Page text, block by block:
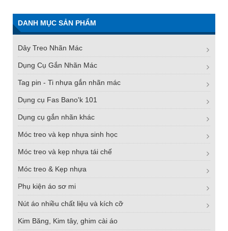
DANH MỤC SẢN PHẨM
Dây Treo Nhãn Mác
Dụng Cụ Gắn Nhãn Mác
Tag pin - Ti nhựa gắn nhãn mác
Dụng cụ Fas Bano'k 101
Dụng cụ gắn nhãn khác
Móc treo và kẹp nhựa sinh học
Móc treo và kẹp nhựa tái chế
Móc treo & Kẹp nhựa
Phụ kiện áo sơ mi
Nút áo nhiều chất liệu và kích cỡ
Kim Băng, Kim tây, ghim cài áo